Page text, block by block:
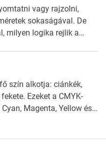
mielőtt elkezdjük a
elkészült munka után
kellett volna csinálni! […]
vagy rajzolni,
sokaságával. De
milyen logika rejlik a
izgalmas
jobban megértsd,
választanod a
világába A […]
szín alkotja: ciánkék,
Ezeket a CMYK-
Magenta, Yellow és